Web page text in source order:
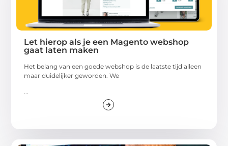
Let hierop als je een Magento webshop
gaat laten maken
Het belang van een goede webshop is de laatste tijd alleen
maar duidelijker geworden. We
...